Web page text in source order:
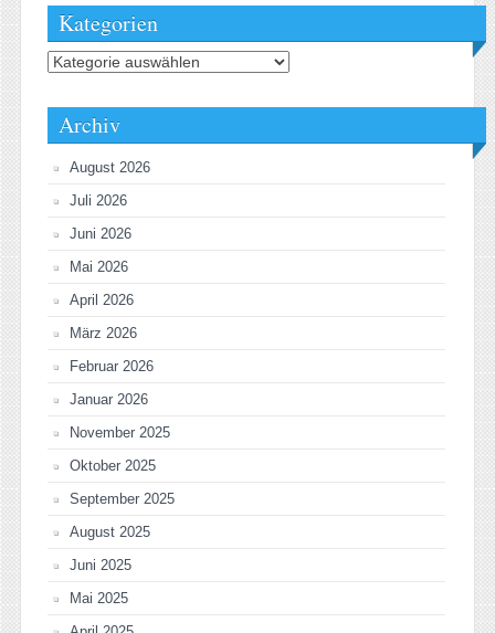
Kategorien
Kategorien
Archiv
August 2026
Juli 2026
Juni 2026
Mai 2026
April 2026
März 2026
Februar 2026
Januar 2026
November 2025
Oktober 2025
September 2025
August 2025
Juni 2025
Mai 2025